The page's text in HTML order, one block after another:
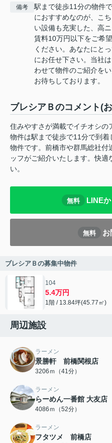
備考
駅まで徒歩11分の物件
におすすめなのが、こ
い設備も充実した、高
賃料10万円以下をご希
ください。あなたにと
にお任せ下さい。当社
わせて物件のご紹介を
お待ちしております。
ブレシアＢのコメント(
住みやすさが満載でイチオシ
物件は駅まで徒歩で11分で到
物件です。前橋市や群馬総社付
ッフがご紹介いたします。快適
い。
無料 LINE
無料 お
ブレシアＢの募集中物件
104
5.4万円
1階 / 13.84坪(45.77㎡)
周辺施設
ラーメン
景勝軒 前橋関根店
3206ｍ（41分）
ラーメン
らーめん一番館 大友店
4086ｍ（52分）
ラーメン
フタツメ 前橋店